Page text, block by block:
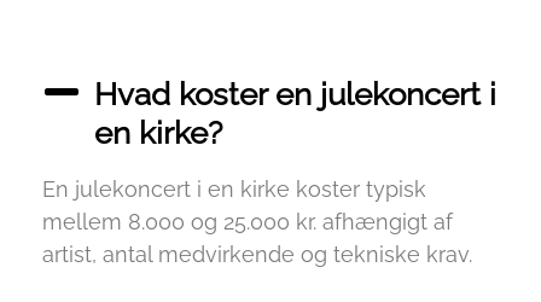
Hvad koster en julekoncert i
en kirke?
En julekoncert i en kirke koster typisk
mellem 8.000 og 25.000 kr. afhængigt af
artist, antal medvirkende og tekniske krav.